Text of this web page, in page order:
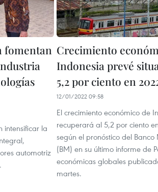
fomentan
intensificar la
automotriz
Crecimiento
Indonesia prevé
5,2 por ciento en
12/01/2022 09:58
El crecimiento económico de
recuperará al 5,2 por ciento
según el pronóstico del Banco
(BM) en su último informe de
económicas globales
martes.